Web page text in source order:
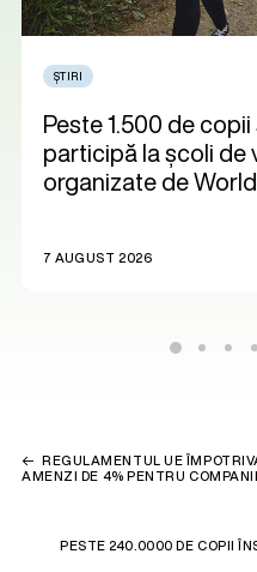
ȘTIRI
Peste 1.500 de
participă la școli de
organizate de
7 AUGUST 2026
REGULAMENTUL UE
AMENZI DE 4% PENTRU COMPANII
PESTE 240.0000 DE COPII